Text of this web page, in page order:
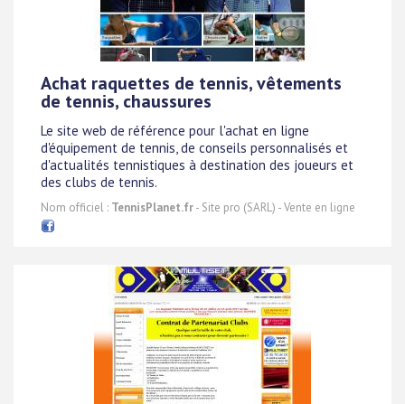
Achat raquettes de tennis, vêtements
de tennis, chaussures
Le site web de référence pour l'achat en ligne
d'équipement de tennis, de conseils personnalisés et
d'actualités tennistiques à destination des joueurs et
des clubs de tennis.
Nom officiel : TennisPlanet.fr- Site pro (SARL) - Vente en ligne